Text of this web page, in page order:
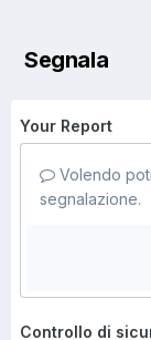
Segnala
Your Report
Volendo
segnalazione.
Controllo di